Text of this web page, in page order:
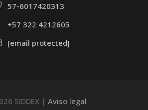
57-6017420313
+57 322 4212605
[email protected]
SIDDEX | Aviso legal